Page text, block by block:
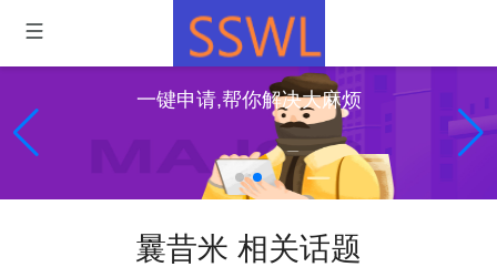
一键申请,帮你解决大麻烦
曩昔米 相关话题